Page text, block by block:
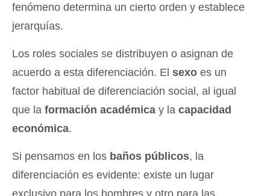
fenómeno determina un cierto orden y establece
jerarquías.
Los roles sociales se distribuyen o asignan de
acuerdo a esta diferenciación. El sexo es un
factor habitual de diferenciación social, al igual
que la formación académica y la capacidad
económica.
Si pensamos en los baños públicos, la
diferenciación es evidente: existe un lugar